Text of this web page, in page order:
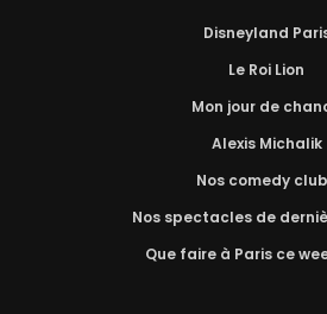
Disneyland
Le Roi Lion
Mon jour de
Alexis Michalik
Nos comedy
Nos spectacles de
Que faire à Paris ce